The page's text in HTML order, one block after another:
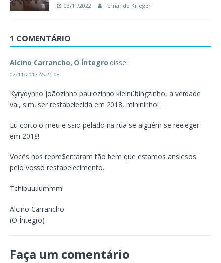
03/11/2022 Fernando Krieger
1 COMENTÁRIO
Alcino Carrancho, O Íntegro disse:
07/11/2017 ÀS 21:08
Kyrydynho joãozinho paulozinho kleinübingzinho, a verdade
vai, sim, ser restabelecida em 2018, minininho!
Eu corto o meu e saio pelado na rua se alguém se reeleger
em 2018!
Vocês nos repre$entaram tão bem que estamos ansiosos
pelo vosso restabelecimento.
Tchibuuuummm!
Alcino Carrancho
(O Íntegro)
Faça um comentário